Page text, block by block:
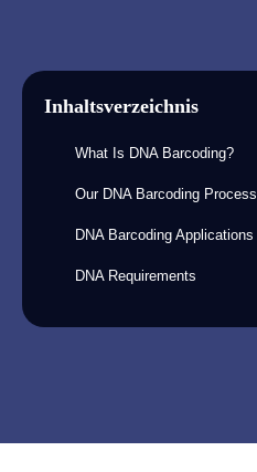
Inhaltsverzeichnis
What Is DNA Barcoding?
Our DNA Barcoding Process
DNA Barcoding Applications
DNA Requirements